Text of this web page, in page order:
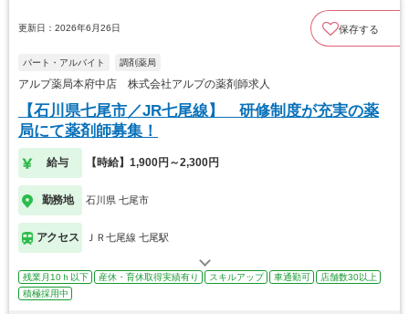
更新日：2026年6月26日 保存する
パート・アルバイト 調剤薬局
アルプ薬局本府中店 株式会社アルプの薬剤師求人
【石川県七尾市／JR七尾線】 研修制度が充実の薬
局にて薬剤師募集！
給与 【時給】1,900円～2,300円
勤務地 石川県 七尾市
アクセス ＪＲ七尾線 七尾駅
残業月10ｈ以下 産休・育休取得実績有り スキルアップ 車通勤可
店舗数30以上
積極採用中